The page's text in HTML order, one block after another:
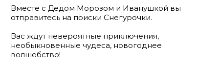
Вместе с Дедом Морозом и Иванушкой вы
отправитесь на поиски Снегурочки.
Вас ждут невероятные приключения,
необыкновенные чудеса, новогоднее
волшебство!